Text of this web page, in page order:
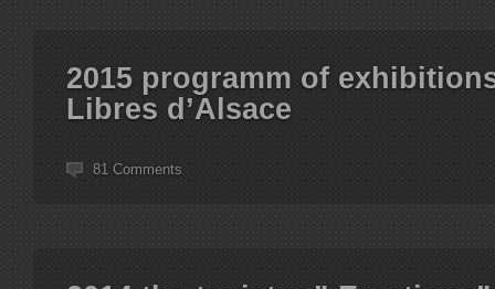
2015 programm of
Libres d’Alsace
81 Comments